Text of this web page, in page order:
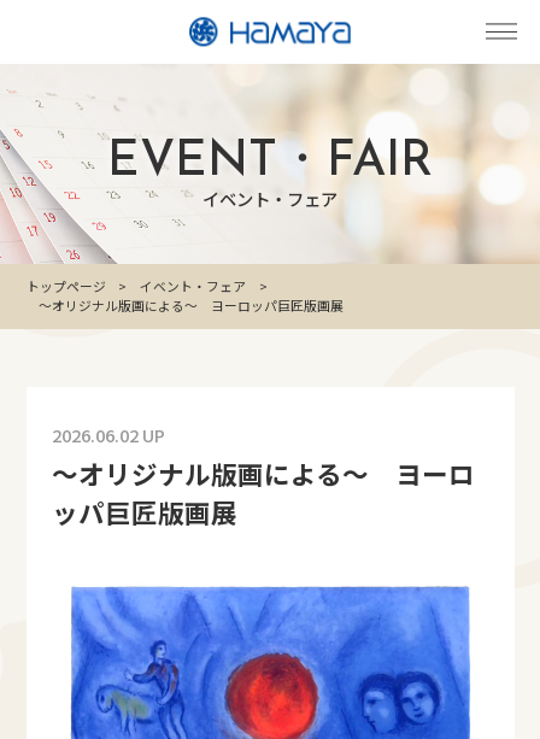
EVENT・FAIR
イベント・フェア
トップページ
イベント・フェア
～オリジナル版画による～ ヨーロッパ巨匠版画展
2026.06.02 UP
～オリジナル版画による～ ヨーロ
ッパ巨匠版画展